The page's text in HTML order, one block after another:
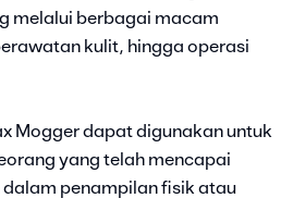
melalui berbagai macam
kulit, hingga operasi
Mogger dapat digunakan untuk
yang telah mencapai
dalam penampilan fisik atau